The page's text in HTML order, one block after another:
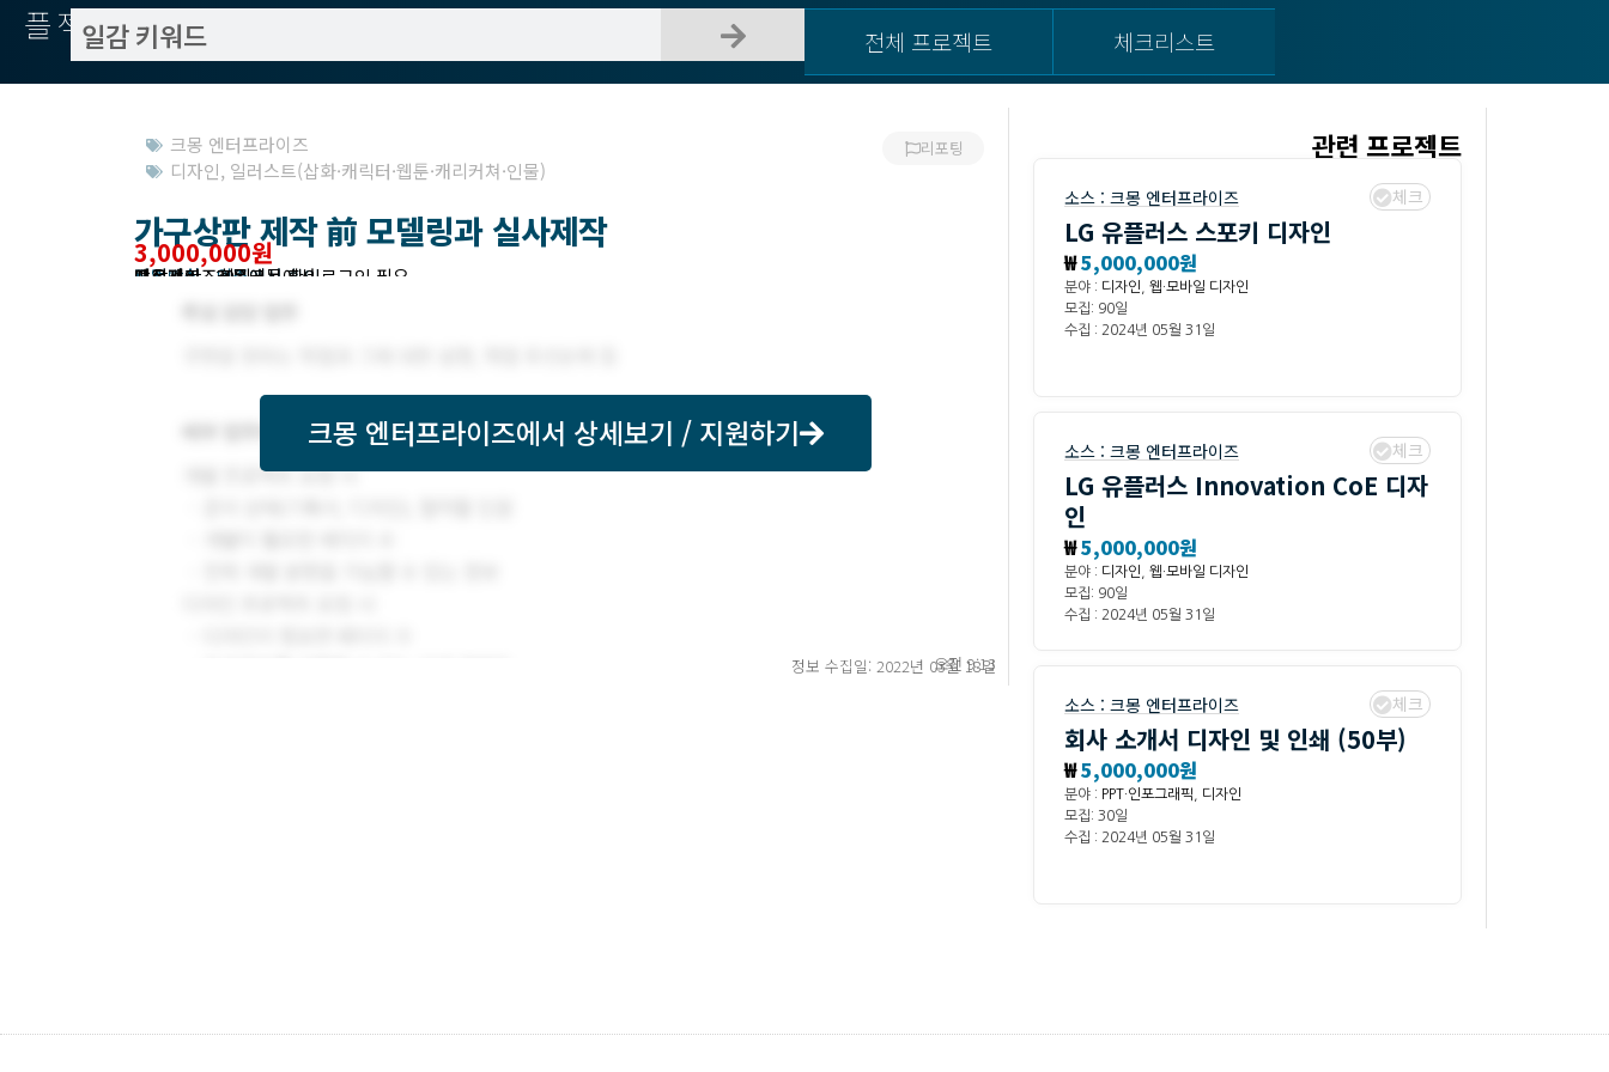
플젝서치 전체 프로젝트 체크리스트
크몽 엔터프라이즈
디자인, 일러스트(삽화·캐릭터·웹툰·캐리커쳐·인물)
리포팅
가구상판 제작 前 모델링과 실사제작
3,000,000원
작업방식 : 외주
모집기한 : 크몽에서 확인
예상기간 : 30일
프로젝트조회 : 크몽에서 로그인 필요
받은제안 : 크몽에서 확인
크몽 엔터프라이즈에서 상세보기 / 지원하기
정보 수집일: 2022년 03월 18일
오전 9:13
관련 프로젝트
소스 : 크몽 엔터프라이즈 체크
LG 유플러스 스포키 디자인
₩5,000,000원
분야 : 디자인
웹·모바일 디자인
모집: 90일
수집 : 2024년 05월 31일
소스 : 크몽 엔터프라이즈 체크
LG 유플러스 Innovation CoE 디자
인
₩5,000,000원
분야 : 디자인
웹·모바일 디자인
모집: 90일
수집 : 2024년 05월 31일
소스 : 크몽 엔터프라이즈 체크
회사 소개서 디자인 및 인쇄 (50부)
₩5,000,000원
분야 : PPT·인포그래픽
디자인
모집: 30일
수집 : 2024년 05월 31일